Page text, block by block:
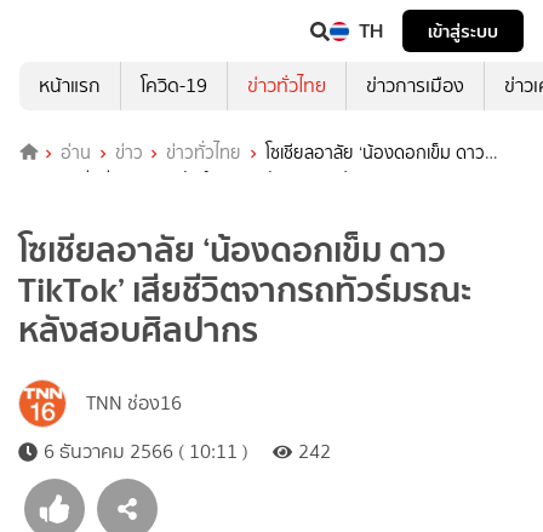
TH
เข้าสู่ระบบ
หน้าแรก
โควิด-19 ข่าวทั่วไทย ข่าวการเมือง ข่าว
อ่าน ข่าว ข่าวทั่วไทย
โซเชียลอาลัย ‘น้องดอกเข็ม ดาว
TikTok’ เสียชีวิตจากรถทัวร์มรณะ หลังสอบศิลปากร
โซเชียลอาลัย ‘น้องดอกเข็ม ดาว
TikTok’ เสียชีวิตจากรถทัวร์มรณะ
หลังสอบศิลปากร
TNN ช่อง16
6 ธันวาคม 2566 ( 10:11 )
242